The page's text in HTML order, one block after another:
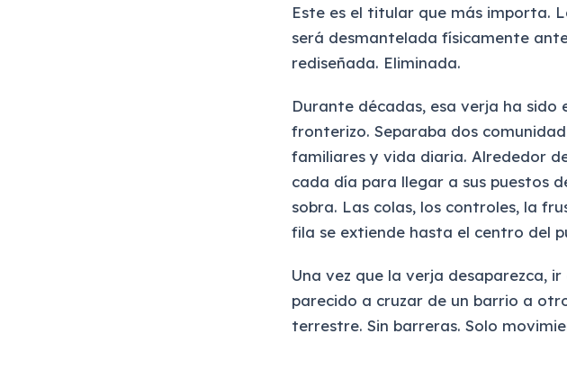
Este es el titular que más importa.
será desmantelada físicamente
rediseñada. Eliminada.
Durante décadas, esa verja ha
fronterizo. Separaba dos
familiares y vida diaria. Alrededor
cada día para llegar a sus puestos
sobra. Las colas, los controles, la
fila se extiende hasta el centro del
Una vez que la verja desaparezca,
parecido a cruzar de un barrio a
terrestre. Sin barreras. Solo